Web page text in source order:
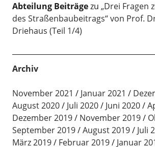
Abteilung Beiträgezu „Drei Fragen
des Straßenbaubeitrags“ von Prof.
Driehaus (Teil 1/4)
Archiv
November 2021 Januar 2021
August 2020
Juli 2020 Juni 2020
Dezember 2019
November 2019
September 2019
August 2019 Juli
März 2019
Februar 2019 Januar